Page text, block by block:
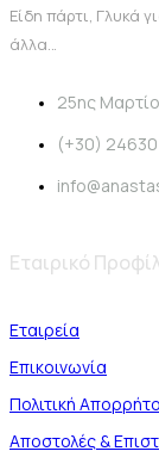
Είδη πάρτι, Γλυκά
άλλα...
25ης
(+30) 24630
Εταιρικό
Εταιρεία
Επικοινωνία
Πολιτική
Αποστολές &